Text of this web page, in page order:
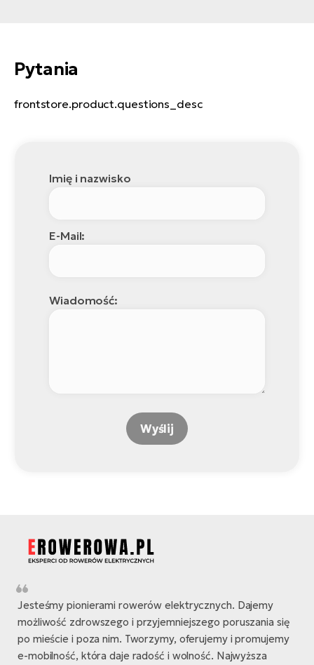
Pytania
frontstore.product.questions_desc
Imię i nazwisko
E-Mail:
Wiadomość:
Wyślij
Jesteśmy pionierami rowerów elektrycznych. Dajemy
możliwość zdrowszego i przyjemniejszego poruszania się
po mieście i poza nim. Tworzymy, oferujemy i promujemy
e-mobilność, która daje radość i wolność. Najwyższa